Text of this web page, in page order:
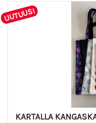
UUTUUS!
KARTALLA